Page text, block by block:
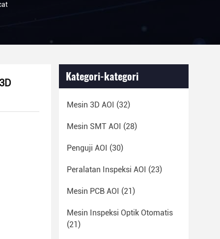
Kategori-kategori
Mesin 3D AOI (32)
Mesin SMT AOI (28)
Penguji AOI (30)
Peralatan Inspeksi AOI (23)
Mesin PCB AOI (21)
Mesin Inspeksi Optik Otomatis
(21)